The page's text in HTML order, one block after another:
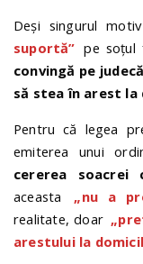
Deși singurul
suportă” pe soțul
convingă pe
să stea în arest la
Pentru că legea
emiterea unui
cererea soacrei
aceasta
„nu a
realitate, doar
arestului la